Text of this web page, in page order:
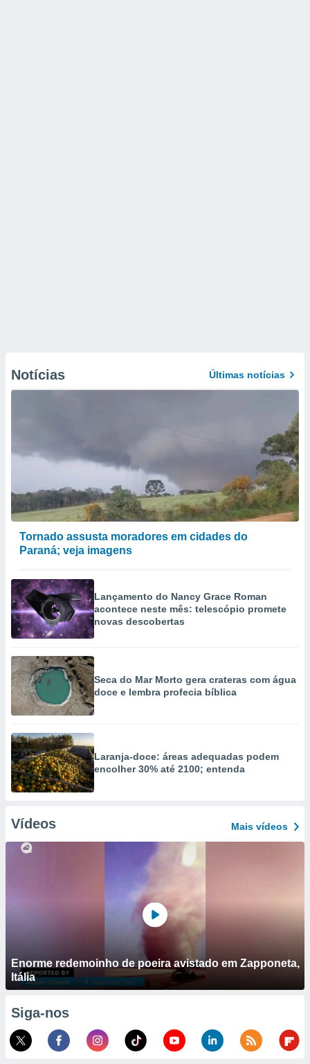
Notícias Últimas notícias
Tornado assusta moradores em cidades do
Paraná; veja imagens
Lançamento do Nancy Grace Roman
acontece neste mês: telescópio promete
novas descobertas
Seca do Mar Morto gera crateras com água
doce e lembra profecia bíblica
Laranja-doce: áreas adequadas podem
encolher 30% até 2100; entenda
Vídeos Mais vídeos
Enorme redemoinho de poeira avistado em Zapponeta,
Itália
Siga-nos